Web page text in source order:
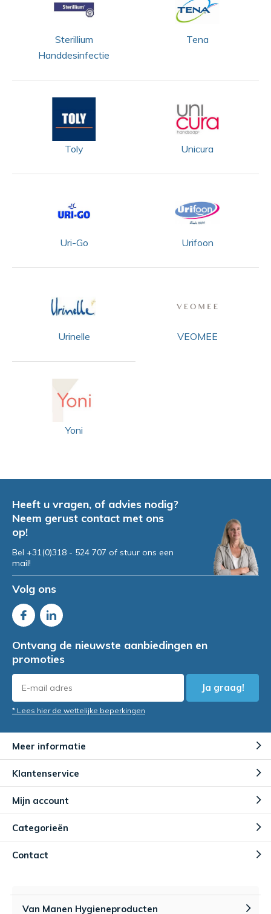
Sterillium
Handdesinfectie
Tena
Toly Unicura
Uri-Go Urifoon
Urinelle VEOMEE
Yoni
Heeft u vragen, of advies nodig?
Neem gerust contact met ons
op!
Bel +31(0)318 - 524 707 of stuur ons een
mail!
Volg ons
Ontvang de nieuwste aanbiedingen en
promoties
Ja graag!
* Lees hier de wettelijke beperkingen
Meer informatie
Klantenservice
Mijn account
Categorieën
Contact
Van Manen Hygieneproducten